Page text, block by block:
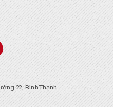
22, Bình Thạnh